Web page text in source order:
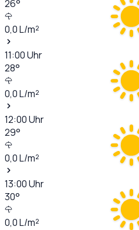
26°
0,0L/m²
11:00Uhr
28°
0,0L/m²
12:00Uhr
29°
0,0L/m²
13:00Uhr
30°
0,0L/m²